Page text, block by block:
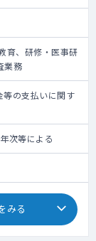
育、研修・医事研
業務
等の支払いに関す
調査、分析
修、産業医業務
余地あり）
次等による
みる